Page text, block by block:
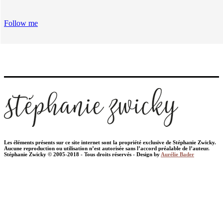
Follow me
Les éléments présents sur ce site internet sont la propriété exclusive de Stéphanie Zwicky.
Aucune reproduction ou utilisation n’est autorisée sans l’accord préalable de l’auteur.
Stéphanie Zwicky © 2005-2018 - Tous droits réservés - Design by Aurélie Bader